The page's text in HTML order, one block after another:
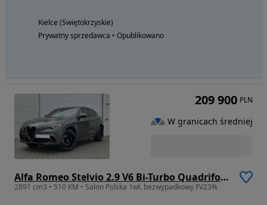
Kielce (Świętokrzyskie)
Prywatny sprzedawca • Opublikowano
Alfa Romeo Stelvio 2.9 V6 Bi-Turbo Quadrifoglio Q4
2891 cm3 • 510 KM • Salon Polska 1wł. bezwypadkowy FV23%
209 900 PLN
W granicach średniej